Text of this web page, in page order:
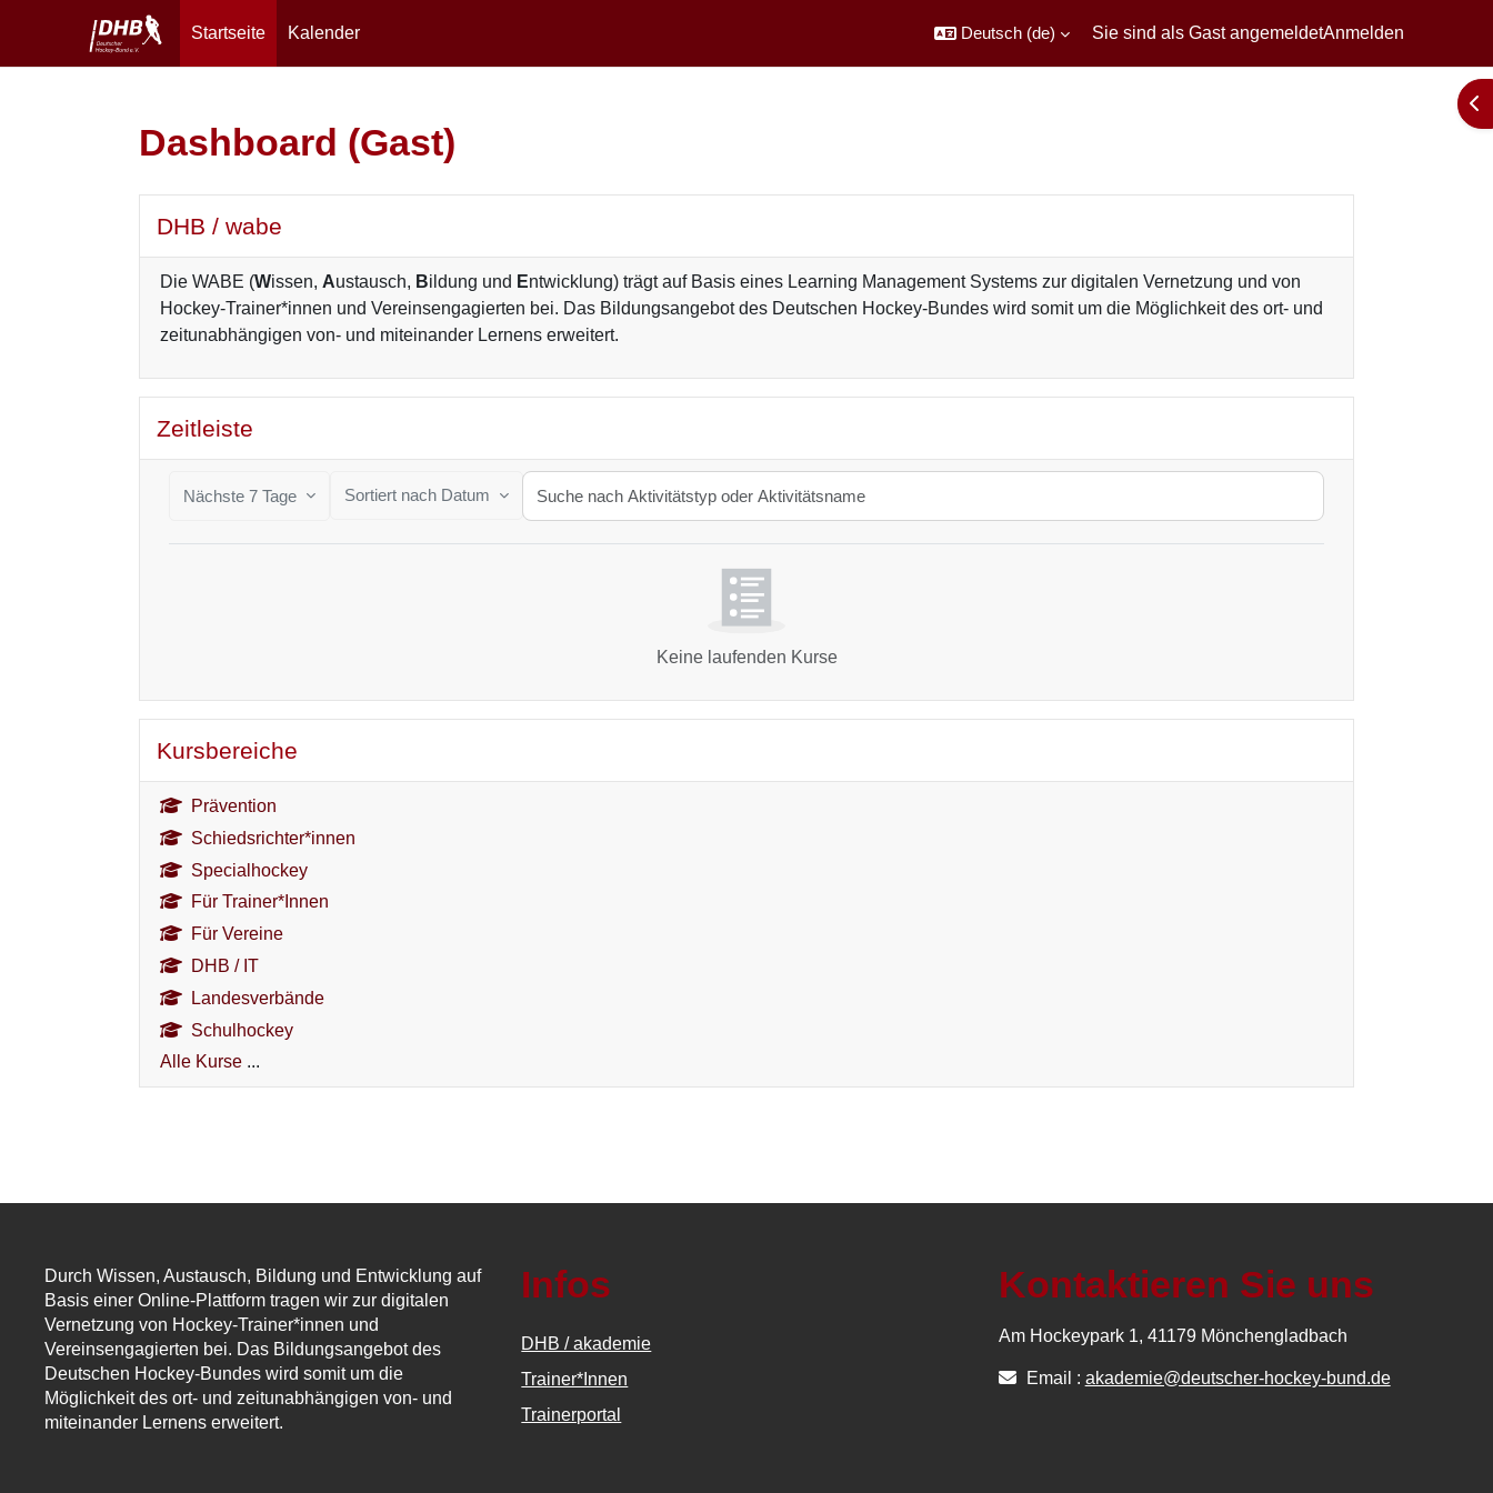
Startseite Kalender Deutsch ‎(de)‎ Sie sind als Gast angemeldetAnmelden
Dashboard (Gast)
Hauptinhaltsblöcke
DHB / wabe
Die WABE (Wissen, Austausch, Bildung und Entwicklung) trägt auf Basis eines Learning Management Systems zur digitalen Vernetzung und von
Hockey-Trainer*innen und Vereinsengagierten bei. Das Bildungsangebot des Deutschen Hockey-Bundes wird somit um die Möglichkeit des ort- und
zeitunabhängigen von- und miteinander Lernens erweitert.
Zeitleiste
Nächste 7 Tage Sortiert nach Datum
Suche nach Aktivitätstyp oder Aktivitätsname
Keine laufenden Kurse
Kursbereiche
Prävention
Schiedsrichter*innen
Specialhockey
Für Trainer*Innen
Für Vereine
DHB / IT
Landesverbände
Schulhockey
Alle Kurse ...
Durch Wissen, Austausch, Bildung und Entwicklung auf
Basis einer Online-Plattform tragen wir zur digitalen
Vernetzung von Hockey-Trainer*innen und
Vereinsengagierten bei. Das Bildungsangebot des
Deutschen Hockey-Bundes wird somit um die
Möglichkeit des ort- und zeitunabhängigen von- und
miteinander Lernens erweitert.
Infos
DHB / akademie
Trainer*Innen
Trainerportal
Kontaktieren Sie uns
Am Hockeypark 1, 41179 Mönchengladbach
Email : akademie@deutscher-hockey-bund.de